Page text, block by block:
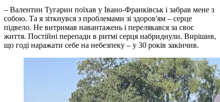
– Валентин Тугарин поїхав у Івано-Франківськ і забрав мене з
собою. Та я зіткнувся з проблемами зі здоров'ям – серце
підвело. Не витримав навантажень і перелякався за своє
життя. Постійні перепади в ритмі серця набриднули. Вирішив,
що годі наражати себе на небезпеку – у 30 років закінчив.